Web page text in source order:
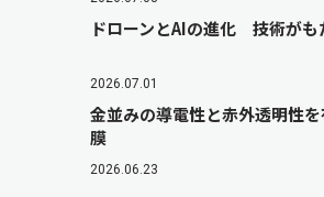
ドローンとAIの進化 技術がも
2026.07.01
金並みの導電性と赤外透明性
膜
2026.06.23